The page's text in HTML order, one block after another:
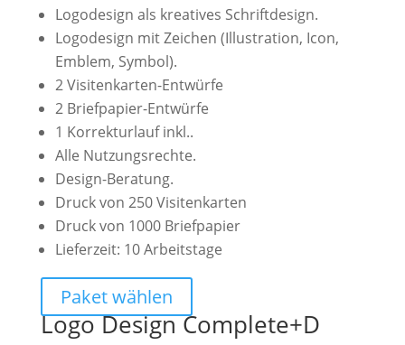
Logodesign als kreatives Schriftdesign.
Logodesign mit Zeichen (Illustration, Icon,
Emblem, Symbol).
2 Visitenkarten-Entwürfe
2 Briefpapier-Entwürfe
1 Korrekturlauf inkl..
Alle Nutzungsrechte.
Design-Beratung.
Druck von 250 Visitenkarten
Druck von 1000 Briefpapier
Lieferzeit: 10 Arbeitstage
Paket wählen
Logo Design Complete+D